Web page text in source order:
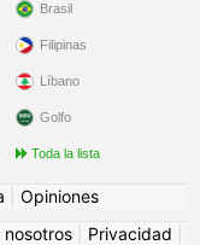
Brasil
Filipinas
Líbano
Golfo
Toda la lista
Opiniones
Privacidad